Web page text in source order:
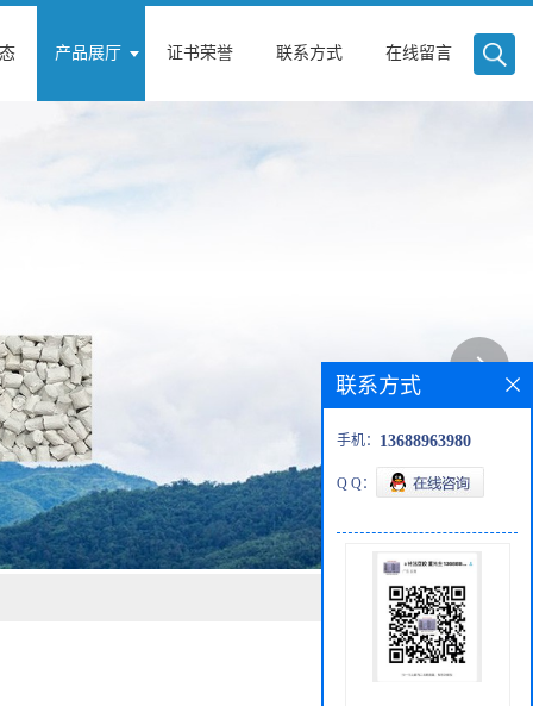
产品展厅 证书荣誉 联系方式 在线留言
联系方式
手机： 13688963980
Q Q：